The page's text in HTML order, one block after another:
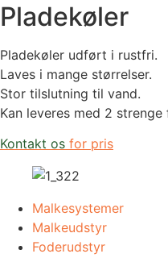
Pladekøler
Pladekøler udført i rustfri.
Laves i mange størrelser.
Stor tilslutning til vand.
Kan leveres med 2
Kontakt os for pris
Malkesystemer
Malkeudstyr
Foderudstyr